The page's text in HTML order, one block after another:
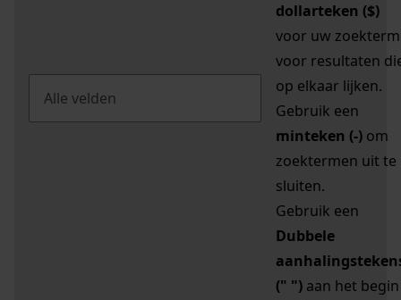
dollarteken ($)
voor uw zoekterm
voor resultaten
op elkaar lijken.
Gebruik een
minteken (-) om
zoektermen uit te
sluiten.
Gebruik een
Dubbele
(" ") aan het begin